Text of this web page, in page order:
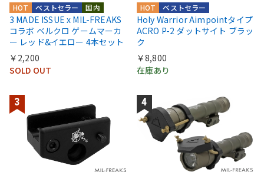
国内
ベストセラー
HOT
3 MADE ISSUE x MIL-FREAKS
コラボ ベルクロ ゲームマーカ
ー レッド&イエロー 4本セット
￥2,200
SOLD OUT
ベストセラー
HOT
Holy Warrior Aimpointタイプ
ACRO P-2 ダットサイト ブラッ
ク
￥8,800
在庫あり